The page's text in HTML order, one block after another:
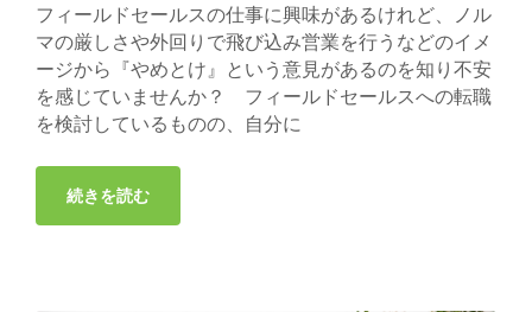
フィールドセールスの仕事に興味があるけれど、ノル
マの厳しさや外回りで飛び込み営業を行うなどのイメ
ージから『やめとけ』という意見があるのを知り不安
を感じていませんか？ フィールドセールスへの転職
を検討しているものの、自分に